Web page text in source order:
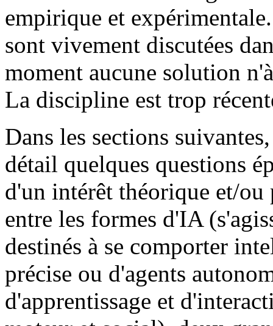
empirique et
sont vivement discutées
moment aucune solution
La discipline est trop
Dans les sections
détail quelques questions
d'un intérêt théorique et/
entre les formes d'IA
destinés à se comporter
précise ou d'agents
d'apprentissage et